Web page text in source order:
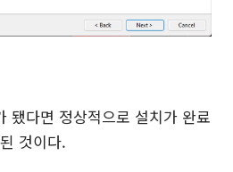
됐다면 정상적으로 설치가 완료
된 것이다.